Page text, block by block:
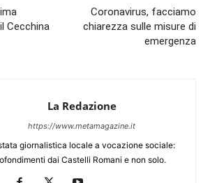
Cecchina
Coronavirus, facciamo
chiarezza sulle misure di
emergenza
La Redazione
https://www.metamagazine.it
giornalistica locale a vocazione sociale:
dai Castelli Romani e non solo.